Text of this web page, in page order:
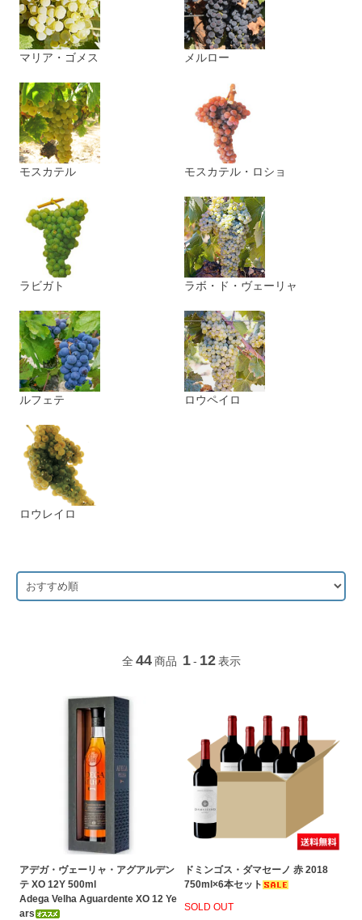
マリア・ゴメス メルロー
モスカテル モスカテル・ロショ
ラビガト ラボ・ド・ヴェーリャ
ルフェテ ロウペイロ
ロウレイロ
全 44 商品 1 - 12 表示
アデガ・ヴェーリャ・アグアルデン
テ XO 12Y 500ml
Adega Velha Aguardente XO 12 Ye
ars
ドミンゴス・ダマセーノ 赤 2018
750ml×6本セット
SOLD OUT